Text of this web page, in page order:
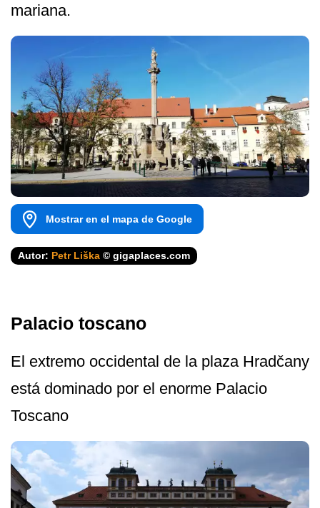
mariana.
Mostrar en el mapa de Google
Autor: Petr Liška © gigaplaces.com
Palacio toscano
El extremo occidental de la plaza Hradčany
está dominado por el enorme Palacio
Toscano